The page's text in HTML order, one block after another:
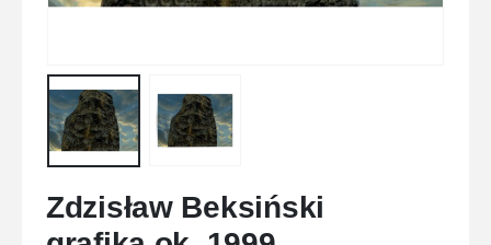
Zdzisław Beksiński